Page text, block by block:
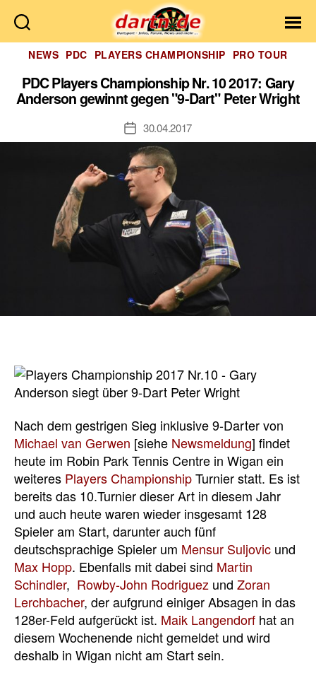
Dartn.de
Kategorien
NEWS PDC PLAYERS CHAMPIONSHIP PRO TOUR
PDC Players Championship Nr. 10 2017: Gary
Anderson gewinnt gegen "9-Dart" Peter Wright
Veröffentlichungsdatum
30.04.2017
Nach dem gestrigen Sieg inklusive 9-Darter von
Michael van Gerwen [siehe Newsmeldung] findet
heute im Robin Park Tennis Centre in Wigan ein
weiteres Players ChampionshipTurnier statt. Es ist
bereits das 10.Turnier dieser Art in diesem Jahr
und auch heute waren wieder insgesamt 128
Spieler am Start, darunter auch fünf
deutschsprachige Spieler um Mensur Suljovic und
Max Hopp. Ebenfalls mit dabei sind Martin
Schindler, Rowby-John Rodriguez und Zoran
Lerchbacher, der aufgrund einiger Absagen in das
128er-Feld aufgerückt ist. Maik Langendorf hat an
diesem Wochenende nicht gemeldet und wird
deshalb in Wigan nicht am Start sein.